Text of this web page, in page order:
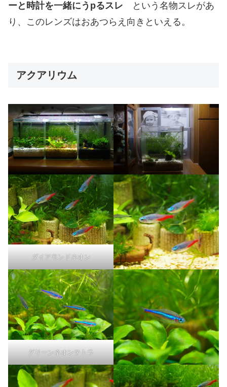
ーと時計を一緒にうpるスレ という名物スレがあ
り、このレンズはおあつらえ向きといえる。
アクアリウム
ダイアモンドネオン
グリーンネオンテトラ